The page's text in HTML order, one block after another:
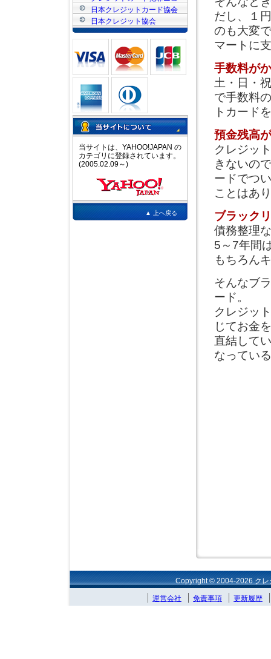
だし、１
のも大変
マートに
手数料が
土・日・
で手数料
トカード
預金残高
クレジッ
きないの
ードでつ
ことはあ
ブラック
債務整理
5～7年間
もちろん
そんなブ
ード。
クレジッ
じてお金
直結して
なってい
ス
日本クレジットカード協会
日本クレジット協会
当サイトは、YAHOO!JAPAN の
カテゴリに登録されています。
(2005.02.09～)
▲ 上へ戻る
Copyright © 2004-2026 クレ
運営会社 免責事項 更新履歴